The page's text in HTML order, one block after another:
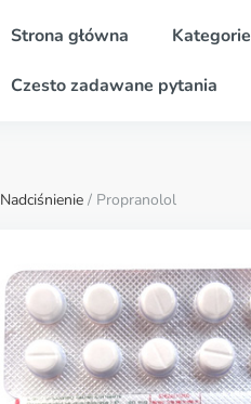
Strona główna Kategorie
Czesto zadawane pytania
Nadciśnienie / Propranolol